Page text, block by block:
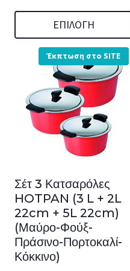
ΕΠΙΛΟΓΉ
προϊόν
έχει
πολλαπλές
παραλλαγές.
επιλογές
μπορούν
να
επιλεγούν
στη
Έκπτωση στο SITE
Σέτ 3 Κατσαρόλες
HOTPAN (3 L + 2L
22cm + 5L 22cm)
(Μαύρο-Φούξ-
Πράσινο-Πορτοκαλί-
Κόκκινο)